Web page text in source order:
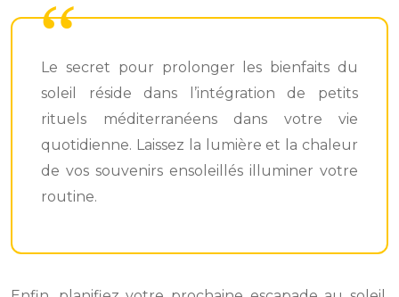
Le secret pour prolonger les bienfaits du
soleil réside dans l’intégration de petits
rituels méditerranéens dans votre vie
quotidienne. Laissez la lumière et la chaleur
de vos souvenirs ensoleillés illuminer votre
routine.